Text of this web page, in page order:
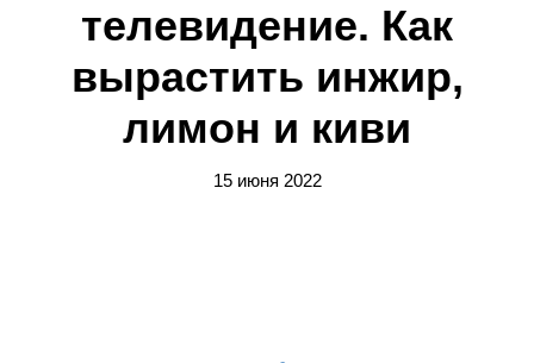
телевидение. Как
вырастить инжир,
лимон и киви
15 июня 2022